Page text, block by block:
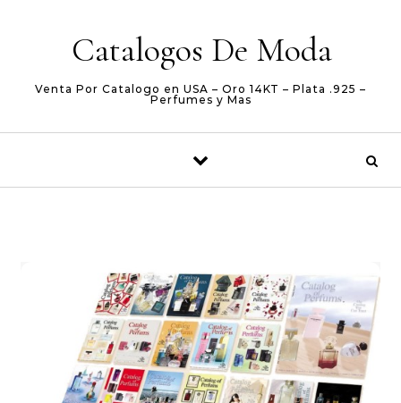
Catalogos De Moda
Venta Por Catalogo en USA – Oro 14KT – Plata .925 –
Perfumes y Mas